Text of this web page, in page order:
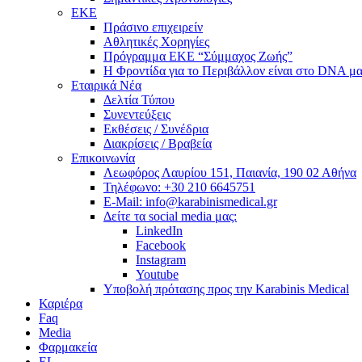
ΕΚΕ
Πράσινο επιχειρείν
Αθλητικές Χορηγίες
Πρόγραμμα ΕΚΕ “Σύμμαχος Ζωής”
Η Φροντίδα για το Περιβάλλον είναι στο DNA
Εταιρικά Νέα
Δελτία Τύπου
Συνεντεύξεις
Εκθέσεις / Συνέδρια
Διακρίσεις / Βραβεία
Επικοινωνία
Λεωφόρος Λαυρίου 151, Παιανία, 190 02 Αθήνα
Τηλέφωνο: +30 210 6645751
E-Mail: info@karabinismedical.gr
Δείτε τα social media μας:
LinkedIn
Facebook
Instagram
Youtube
Υποβολή πρότασης προς την Karabinis Medical
Καριέρα
Faq
Media
Φαρμακεία